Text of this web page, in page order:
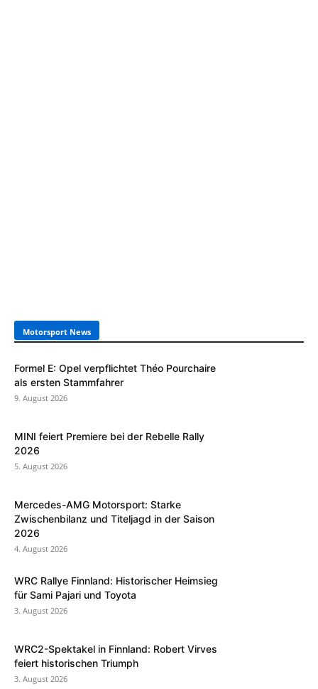
Motorsport News
Formel E: Opel verpflichtet Théo Pourchaire
als ersten Stammfahrer
9. August 2026
MINI feiert Premiere bei der Rebelle Rally
2026
5. August 2026
Mercedes-AMG Motorsport: Starke
Zwischenbilanz und Titeljagd in der Saison
2026
4. August 2026
WRC Rallye Finnland: Historischer Heimsieg
für Sami Pajari und Toyota
3. August 2026
WRC2-Spektakel in Finnland: Robert Virves
feiert historischen Triumph
3. August 2026